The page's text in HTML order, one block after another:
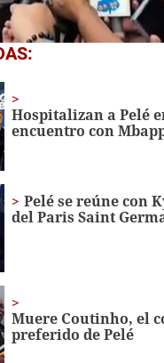
Hospitalizan a Pelé
encuentro con
Pelé se reúne con
del Paris Saint
Muere Coutinho, el
preferido de Pelé